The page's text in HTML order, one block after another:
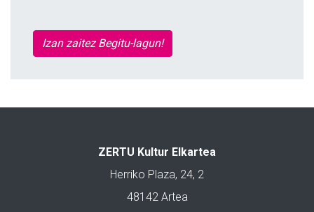
Izan zaitez Begitu-lagun!
ZERTU Kultur Elkartea
Herriko Plaza, 24, 2
48142 Artea